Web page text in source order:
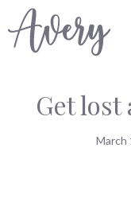
to
Get
March